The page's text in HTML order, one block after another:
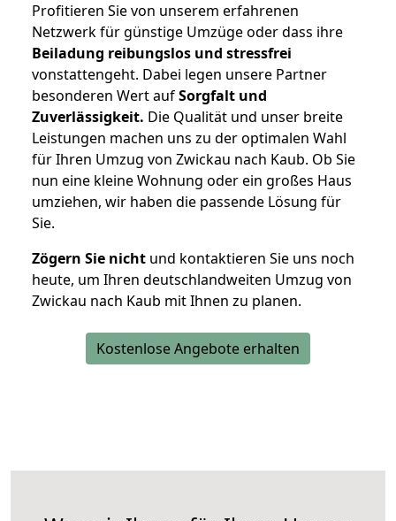
Profitieren Sie von unserem erfahrenen
Netzwerk für günstige Umzüge oder dass ihre
Beiladung reibungslos und stressfrei
vonstattengeht. Dabei legen unsere Partner
besonderen Wert aufSorgfalt und
Zuverlässigkeit. Die Qualität und unser breite
Leistungen machen uns zu der optimalen Wahl
für Ihren Umzug von Zwickau nach Kaub. Ob Sie
nun eine kleine Wohnung oder ein großes Haus
umziehen, wir haben die passende Lösung für
Sie.
Zögern Sie nicht und kontaktieren Sie uns noch
heute, um Ihren deutschlandweiten Umzug von
Zwickau nach Kaub mit Ihnen zu planen.
Kostenlose Angebote erhalten